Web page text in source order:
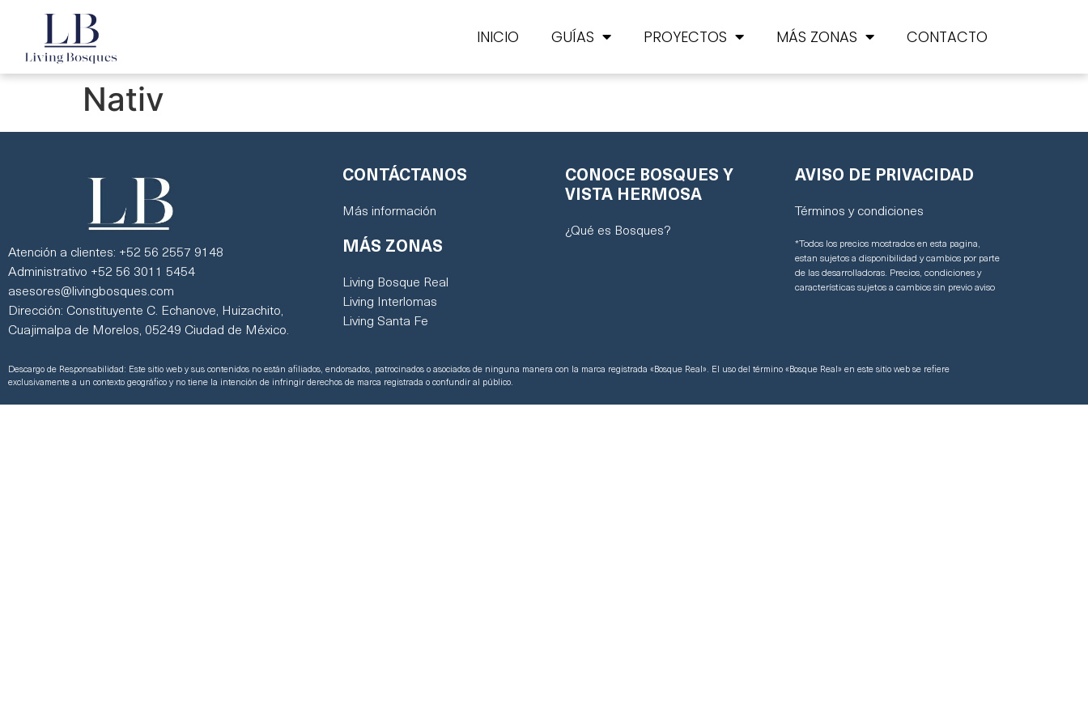
INICIO GUÍAS PROYECTOS MÁS ZONAS CONTACTO
Nativ
Atención a clientes: +52 56 2557 9148
Administrativo +52 56 3011 5454
asesores@livingbosques.com
Dirección: Constituyente C. Echanove, Huizachito,
Cuajimalpa de Morelos, 05249 Ciudad de México.
CONTÁCTANOS
Más información
MÁS ZONAS
Living Bosque Real
Living Interlomas
Living Santa Fe
CONOCE BOSQUES Y
VISTA HERMOSA
¿Qué es Bosques?
AVISO DE PRIVACIDAD
Términos y condiciones
*Todos los precios mostrados en esta pagina,
estan sujetos a disponibilidad y cambios por parte
de las desarrolladoras. Precios, condiciones y
características sujetos a cambios sin previo aviso
Descargo de Responsabilidad: Este sitio web y sus contenidos no están afiliados, endorsados, patrocinados o asociados de ninguna manera con la marca registrada «Bosque Real». El uso del término «Bosque Real» en este sitio web se refiere
exclusivamente a un contexto geográfico y no tiene la intención de infringir derechos de marca registrada o confundir al público.